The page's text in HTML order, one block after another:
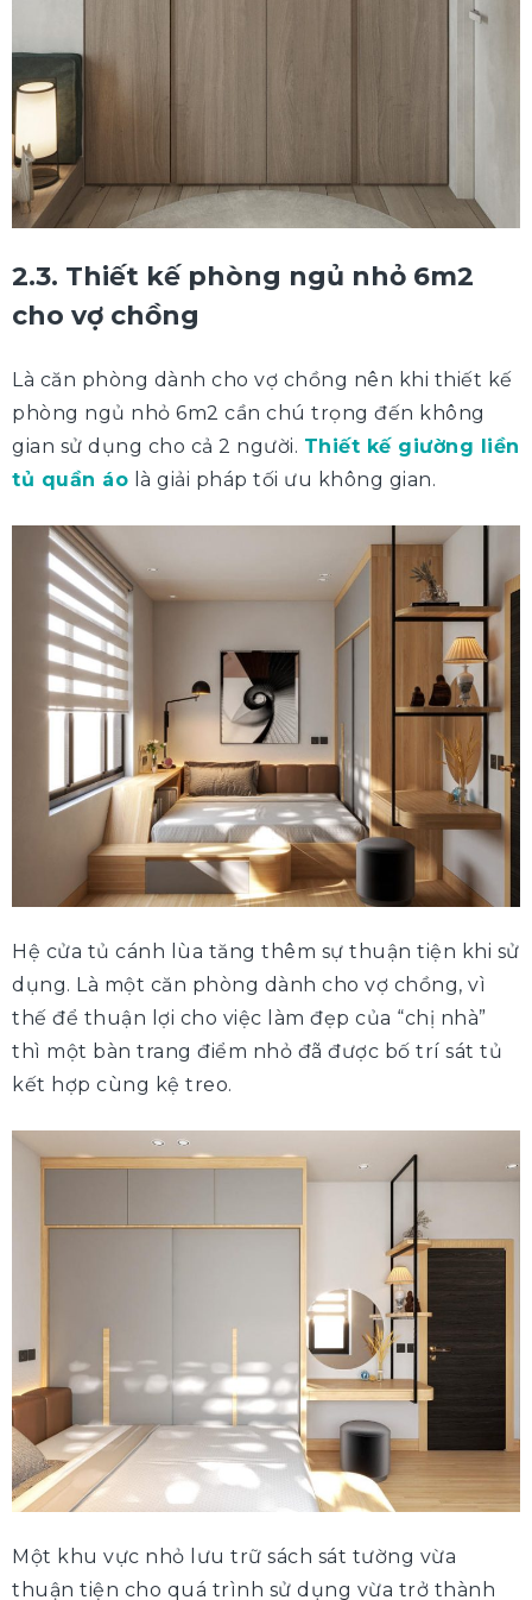
2.3. Thiết kế phòng ngủ nhỏ 6m2
cho vợ chồng
Là căn phòng dành cho vợ chồng nên khi thiết kế
phòng ngủ nhỏ 6m2 cần chú trọng đến không
gian sử dụng cho cả 2 người. Thiết kế giường liền
tủ quần áo là giải pháp tối ưu không gian.
Hệ cửa tủ cánh lùa tăng thêm sự thuận tiện khi sử
dụng. Là một căn phòng dành cho vợ chồng, vì
thế để thuận lợi cho việc làm đẹp của “chị nhà”
thì một bàn trang điểm nhỏ đã được bố trí sát tủ
kết hợp cùng kệ treo.
Một khu vực nhỏ lưu trữ sách sát tường vừa
thuận tiện cho quá trình sử dụng vừa trở thành